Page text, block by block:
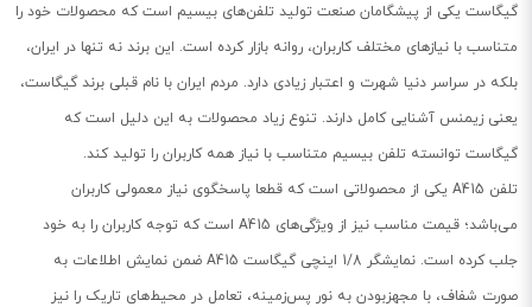
گیگاست یکی از پیشگامان صنعت تولید تلفن‌های بیسیم است که محصولات خود را
متناسب با نیازهای مختلف کاربران، روانه بازار کرده است. این برند نه‌ تنها در ایران،
بلکه در سراسر دنیا شهرت و اعتبار زیادی دارد. مردم ایران با نام قبلی برند گیگاست،
یعنی زیمنس آشنایی کامل دارند. تنوع زیاد محصولات به این دلیل است که
گیگاست توانسته تلفن بیسیم متناسب با نیاز همه کاربران را تولید کند.
تلفن A415 یکی از محصولاتی است که قطعا پاسخگوی نیاز معمولی کاربران
می‌باشد؛ قیمت مناسب نیز از ویژگی‌های A415 است که توجه کاربران را به خود
جلب کرده است. نمایشگر 1/8 اینچی گیگاست A415 ضمن نمایش اطلاعات به
صورت شفاف، با مجهزبودن به نور پس‌زمینه، تعامل در محیط‌های تاریک را نیز